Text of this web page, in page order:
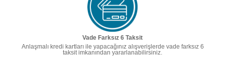
Vade Farksız 6 Taksit
Anlaşmalı kredi kartları ile yapacağınız alışverişlerde vade farksız 6
taksit imkanından yararlanabilirsiniz.